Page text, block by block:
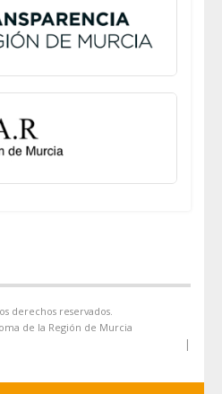
derechos reservados.
de la Región de Murcia
|